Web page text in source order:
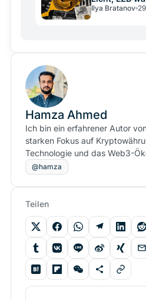
Juli
Ilya Bratanov
Hamza Ahmed
Ich bin ein erfahrener Autor
starken Fokus auf
Technologie und das Web3-
@hamza
Teilen